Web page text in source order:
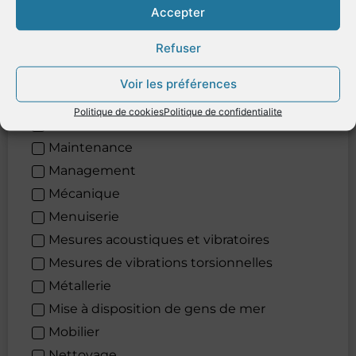
Accepter
Refuser
Voir les préférences
Politique de cookiesPolitique de confidentialite
Levage
Location de véhicules
Logistique
Maintenance
Management
Mécanique
Menuiserie
Mesures acoustiques et vibratoires
Mesures de vibrations torsionnelles
Métallerie
Mise à disposition de gens de mer
Mobilier